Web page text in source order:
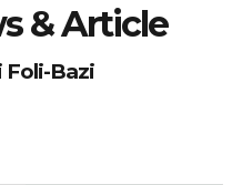
& Article
Foli-Bazi